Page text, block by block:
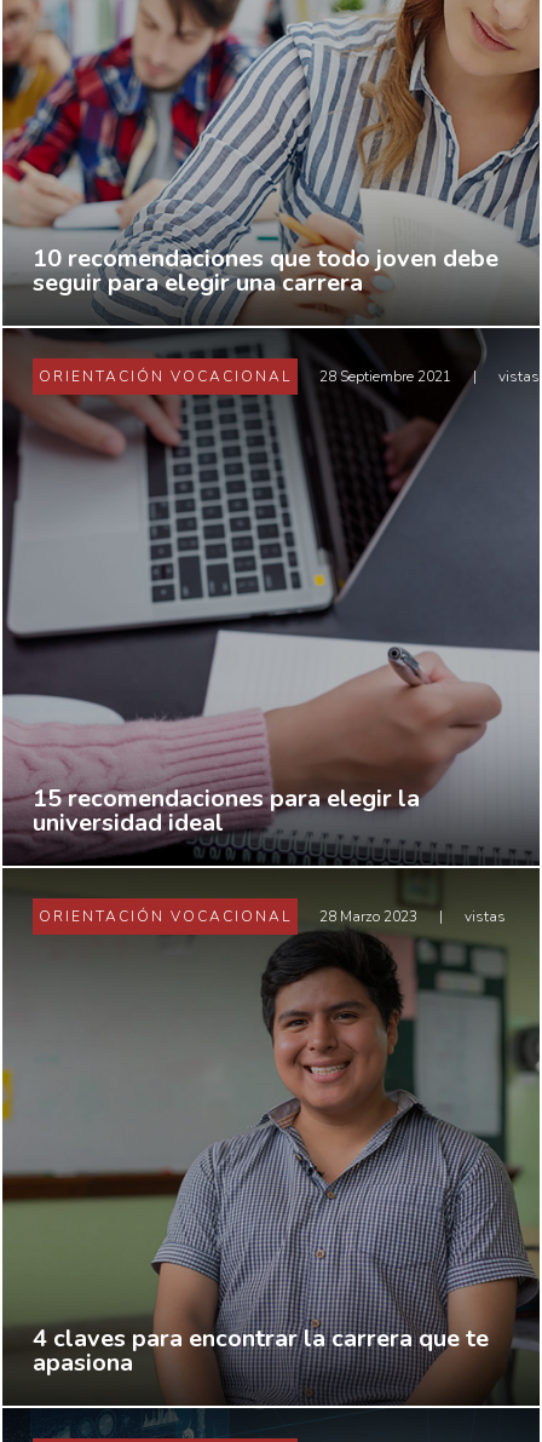
10 recomendaciones que todo joven debe
seguir para elegir una carrera
ORIENTACIÓN VOCACIONAL 28 Septiembre 2021 | vistas
15 recomendaciones para elegir la
universidad ideal
ORIENTACIÓN VOCACIONAL 28 Marzo 2023 | vistas
4 claves para encontrar la carrera que te
apasiona